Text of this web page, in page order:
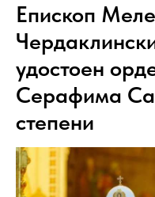
Епископ
удостоен
Серафима
степени